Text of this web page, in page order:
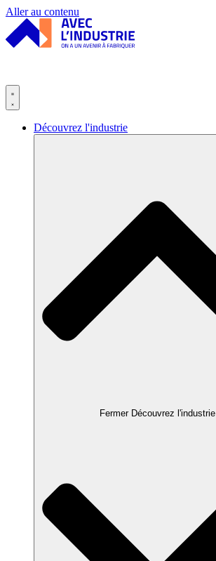
Panneau de gestion des cookies
Aller au contenu
Découvrez l'industrie
Fermer Découvrez l'industrie